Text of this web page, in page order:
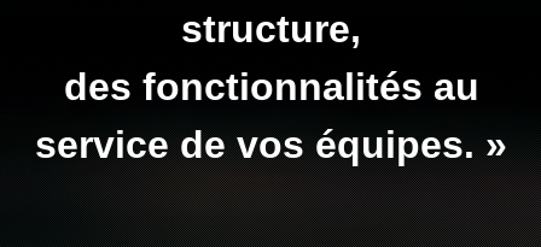
structure,
des fonctionnalités au
servicede voséquipes. »